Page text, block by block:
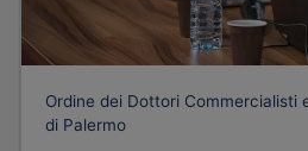
Ordine dei Dottori Commercialisti
di Palermo